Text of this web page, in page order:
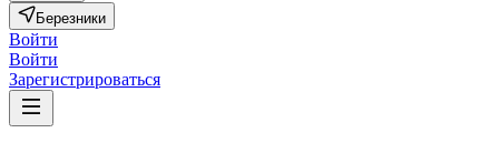
Березники
Войти
Войти
Зарегистрироваться